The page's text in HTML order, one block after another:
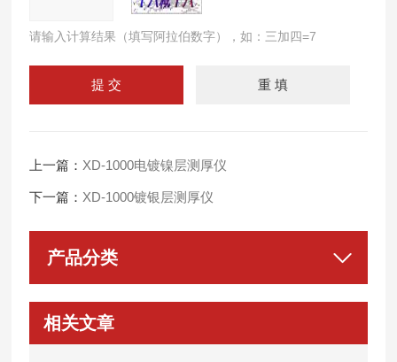
请输入计算结果（填写阿拉伯数字），如：三加四=7
上一篇： XD-1000电镀镍层测厚仪
下一篇： XD-1000镀银层测厚仪
产品分类
相关文章